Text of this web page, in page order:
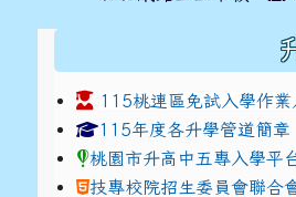
115桃連區免試入學作業
link to https://
115年度各升學管道簡章
桃園市升高中五專入學平
技專校院招生委員會聯合